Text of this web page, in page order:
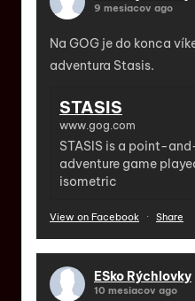
9 mesiacov ago
Na GOG je do konca
adventura Stasis.
STASIS
www.gog.com
STASIS is a point-
adventure game
isometric
View on Facebook · Share
ESko Rýchlovky
10 mesiacov ago